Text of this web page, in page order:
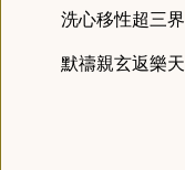
洗心移性超三界
默禱親玄返樂天